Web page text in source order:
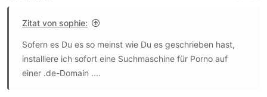
Zitat von sophie:
Sofern es Du es so meinst wie Du es geschrieben hast,
installiere ich sofort eine Suchmaschine für Porno auf
einer .de-Domain ....